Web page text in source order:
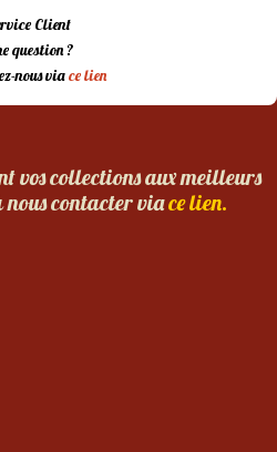
Client
question ?
nous viace lien
vos collections aux meilleurs
nous contacter viace lien.